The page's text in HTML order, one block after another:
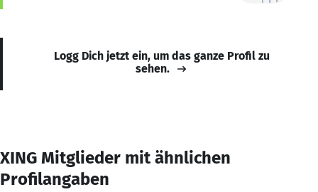
Logg Dich jetzt ein, um das ganze Profil zu
sehen.
XING Mitglieder mit ähnlichen
Profilangaben